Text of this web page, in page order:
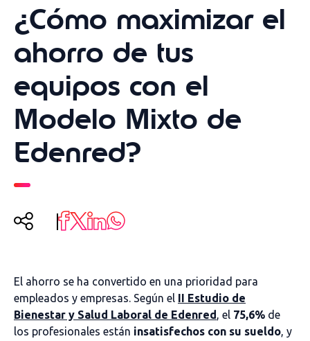
¿Cómo maximizar el
ahorro de tus
equipos con el
Modelo Mixto de
Edenred?
El ahorro se ha convertido en una prioridad para
empleados y empresas. Según el II Estudio de
Bienestar y Salud Laboral de Edenred, el 75,6% de
los profesionales están insatisfechos con su sueldo, y